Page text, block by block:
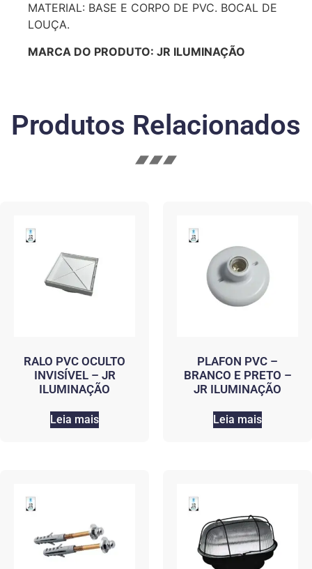
MATERIAL: BASE E CORPO DE PVC. BOCAL DE
LOUÇA.
MARCA DO PRODUTO: JR ILUMINAÇÃO
Produtos Relacionados
RALO PVC OCULTO
INVISÍVEL – JR
ILUMINAÇÃO
Leia mais
PLAFON PVC –
BRANCO E PRETO –
JR ILUMINAÇÃO
Leia mais